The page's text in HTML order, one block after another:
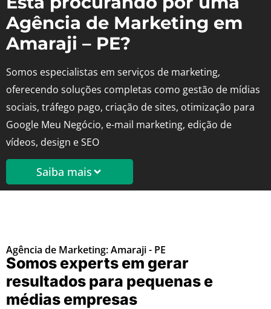
Agência de Marketing em
Amaraji – PE?
Somos especialistas em serviços de marketing,
oferecendo soluções completas como gestão de mídias
sociais, tráfego pago, criação de sites, otimização para
Google Meu Negócio, e-mail marketing, edição de
vídeos, design e SEO
Saiba mais
Agência de Marketing: Amaraji - PE
Somos experts em gerar
resultados para pequenas e
médias empresas